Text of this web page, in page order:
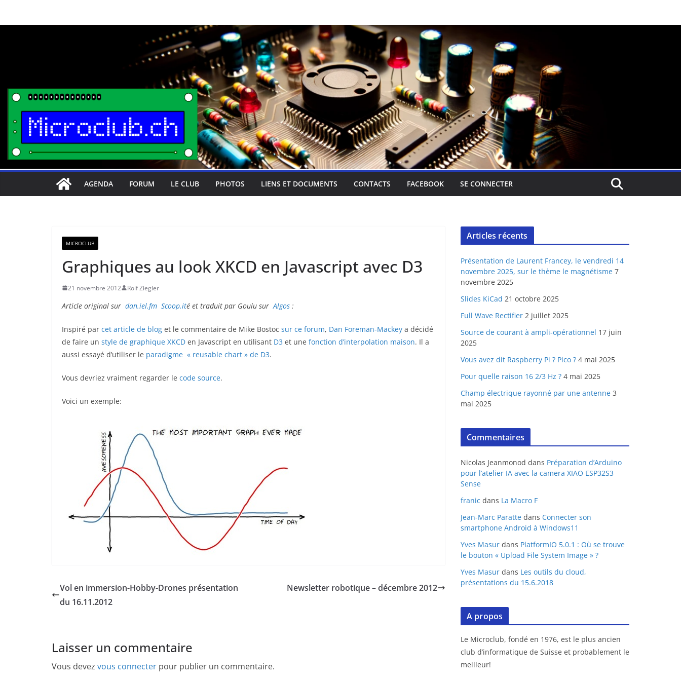
AGENDA FORUM LE CLUB PHOTOS LIENS ET DOCUMENTS CONTACTS FACEBOOK SE CONNECTER
MICROCLUB
Graphiques au look XKCD en Javascript avec D3
21 novembre 2012 Rolf Ziegler
Article original sur dan.iel.fm Scoop.ité et traduit par Goulu sur Algos :
Inspiré par cet article de blog et le commentaire de Mike Bostoc sur ce forum, Dan Foreman-Mackey a décidé
de faire un style de graphique XKCD en Javascript en utilisant D3 et une fonction d’interpolation maison. Il a
aussi essayé d’utiliser le paradigme « reusable chart » de D3.
Vous devriez vraiment regarder le code source.
Voici un exemple:
Vol en immersion-Hobby-Drones présentation
du 16.11.2012
Newsletter robotique – décembre 2012
Laisser un commentaire
Vous devez vous connecter pour publier un commentaire.
Articles récents
Présentation de Laurent Francey, le vendredi 14
novembre 2025, sur le thème le magnétisme 7
novembre 2025
Slides KiCad 21 octobre 2025
Full Wave Rectifier 2 juillet 2025
Source de courant à ampli-opérationnel 17 juin
2025
Vous avez dit Raspberry Pi ? Pico ? 4 mai 2025
Pour quelle raison 16 2/3 Hz ? 4 mai 2025
Champ électrique rayonné par une antenne 3
mai 2025
Commentaires
Nicolas Jeanmonod dans Préparation d’Arduino
pour l’atelier IA avec la camera XIAO ESP32S3
Sense
franic dans La Macro F
Jean-Marc Paratte dans Connecter son
smartphone Android à Windows11
Yves Masur dans PlatformIO 5.0.1 : Où se trouve
le bouton « Upload File System Image » ?
Yves Masur dans Les outils du cloud,
présentations du 15.6.2018
A propos
Le Microclub, fondé en 1976, est le plus ancien
club d’informatique de Suisse et probablement le
meilleur!